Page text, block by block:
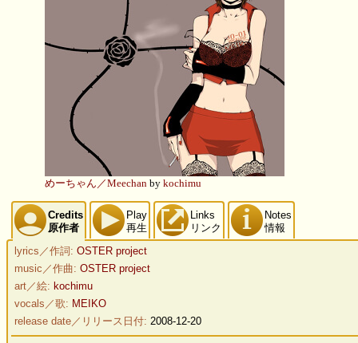
めーちゃん／Meechan bykochimu
Credits
原作者
Play
再生
Links
リンク
Notes
情報
lyrics／作詞: OSTER project
music／作曲: OSTER project
art／絵: kochimu
vocals／歌: MEIKO
release date／リリース日付: 2008-12-20